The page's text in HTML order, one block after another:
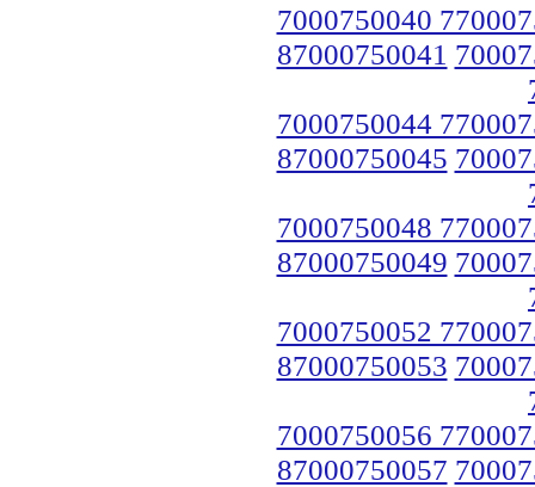
7000750040
87000750041
7000750044
87000750045
7000750048
87000750049
7000750052
87000750053
7000750056
87000750057